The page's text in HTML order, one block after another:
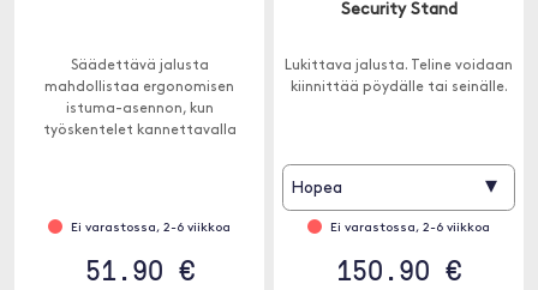
Säädettävä jalusta
mahdollistaa ergonomisen
istuma-asennon, kun
työskentelet kannettavalla
Ei varastossa, 2-6 viikkoa
51.90 €
Security Stand
Lukittava jalusta. Teline voidaan
kiinnittää pöydälle tai seinälle.
Hopea ▾
Ei varastossa, 2-6 viikkoa
150.90 €